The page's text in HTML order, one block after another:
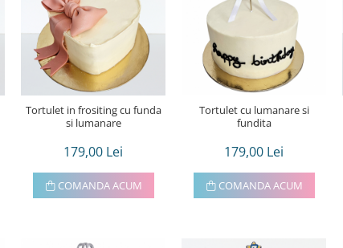
Tortulet in frositing cu funda
si lumanare
179,00 Lei
COMANDA ACUM
Tortulet cu lumanare si
fundita
179,00 Lei
COMANDA ACUM